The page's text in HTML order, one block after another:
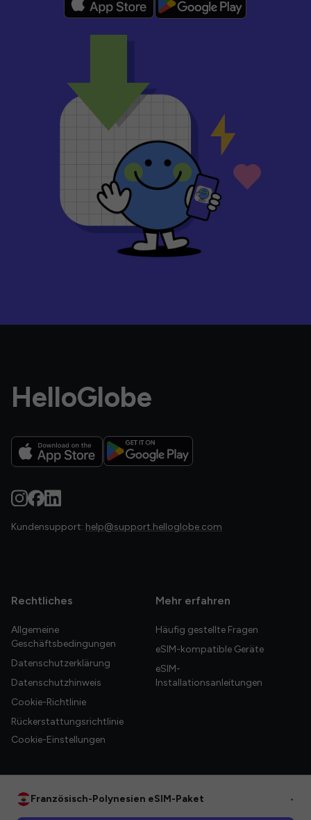
HelloGlobe
Kundensupport: help@support.helloglobe.com
Rechtliches
Allgemeine
Geschäftsbedingungen
Datenschutzerklärung
Datenschutzhinweis
Cookie-Richtlinie
Rückerstattungsrichtlinie
Cookie-Einstellungen
Mehr erfahren
Häufig gestellte Fragen
eSIM-kompatible Geräte
eSIM-
Installationsanleitungen
Französisch-Polynesien eSIM-Paket •